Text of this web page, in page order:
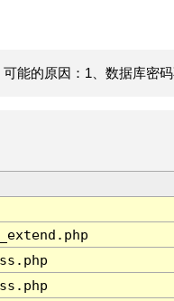
能的原因：1、数据库密码